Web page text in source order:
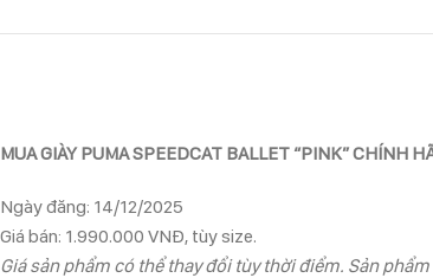
MUA GIÀY PUMA SPEEDCAT BALLET “PINK” CHÍNH
Ngày đăng: 14/12/2025
Giá bán: 1.990.000 VNĐ, tùy size.
Giá sản phẩm có thể thay đổi tùy thời điểm. Sản